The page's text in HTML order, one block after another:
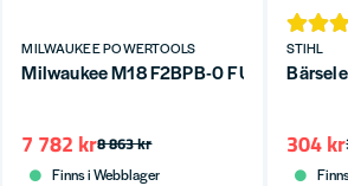
MILWAUKEE POWERTOOLS
Milwaukee M18 F2BPB-0 FUEL
8 863 kr
7 782 kr
Finns i Webblager
STIHL
304 kr